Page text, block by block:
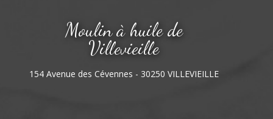
Moulin à huile de
Villevieille
154 Avenue des Cévennes - 30250 VILLEVIEILLE